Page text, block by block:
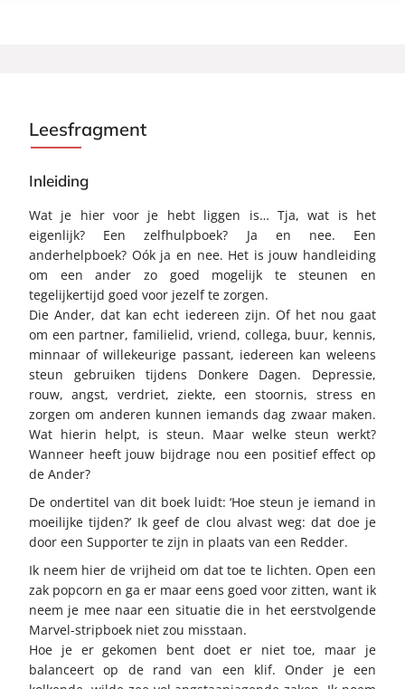
Leesfragment
Inleiding
Wat je hier voor je hebt liggen is… Tja, wat is het
eigenlijk? Een zelfhulpboek? Ja en nee. Een
anderhelpboek? Oók ja en nee. Het is jouw handleiding
om een ander zo goed mogelijk te steunen en
tegelijkertijd goed voor jezelf te zorgen.
Die Ander, dat kan echt iedereen zijn. Of het nou gaat
om een partner, familielid, vriend, collega, buur, kennis,
minnaar of willekeurige passant, iedereen kan weleens
steun gebruiken tijdens Donkere Dagen. Depressie,
rouw, angst, verdriet, ziekte, een stoornis, stress en
zorgen om anderen kunnen iemands dag zwaar maken.
Wat hierin helpt, is steun. Maar welke steun werkt?
Wanneer heeft jouw bijdrage nou een positief effect op
de Ander?
De ondertitel van dit boek luidt: ‘Hoe steun je iemand in
moeilijke tijden?’ Ik geef de clou alvast weg: dat doe je
door een Supporter te zijn in plaats van een Redder.
Ik neem hier de vrijheid om dat toe te lichten. Open een
zak popcorn en ga er maar eens goed voor zitten, want ik
neem je mee naar een situatie die in het eerstvolgende
Marvel-stripboek niet zou misstaan.
Hoe je er gekomen bent doet er niet toe, maar je
balanceert op de rand van een klif. Onder je een